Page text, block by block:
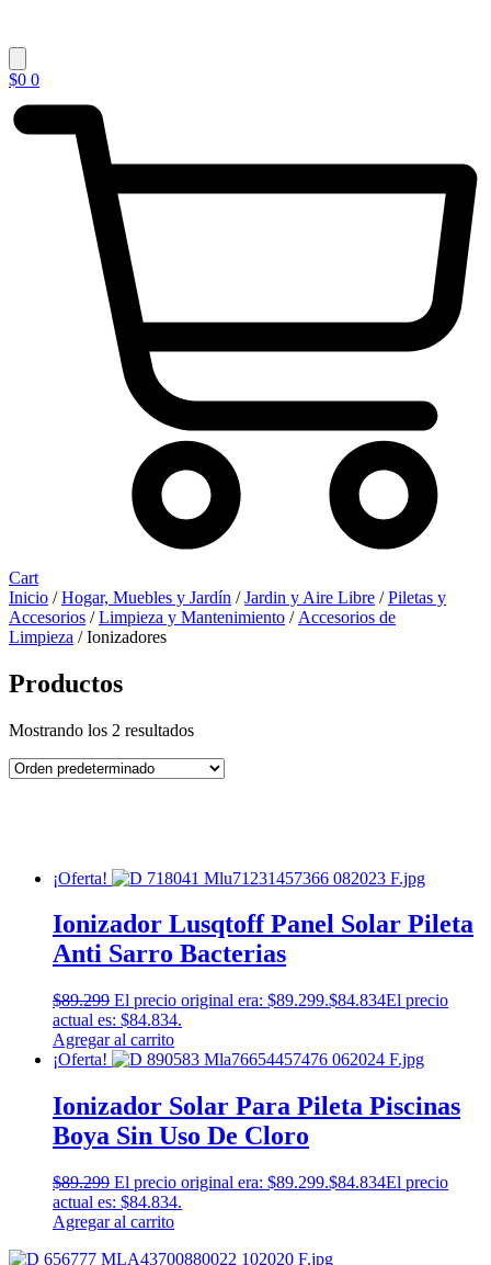
$0 0
Cart
Inicio /Hogar, Muebles y Jardín /Jardin y Aire Libre /Piletas y
Accesorios /Limpieza y Mantenimiento / Accesorios de
Limpieza / Ionizadores
Productos
Mostrando los 2 resultados
¡Oferta!
Ionizador Lusqtoff Panel Solar Pileta
Anti Sarro Bacterias
$89.299 El precio original era: $89.299.$84.834El precio
actual es: $84.834.
Agregar al carrito
¡Oferta!
Ionizador Solar Para Pileta Piscinas
Boya Sin Uso De Cloro
$89.299 El precio original era: $89.299.$84.834El precio
actual es: $84.834.
Agregar al carrito